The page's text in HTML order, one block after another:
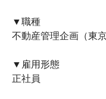
▼職種
不動産管理企画（東
▼雇用形態
正社員